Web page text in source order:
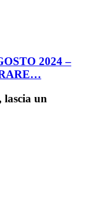
2024 –
lascia un